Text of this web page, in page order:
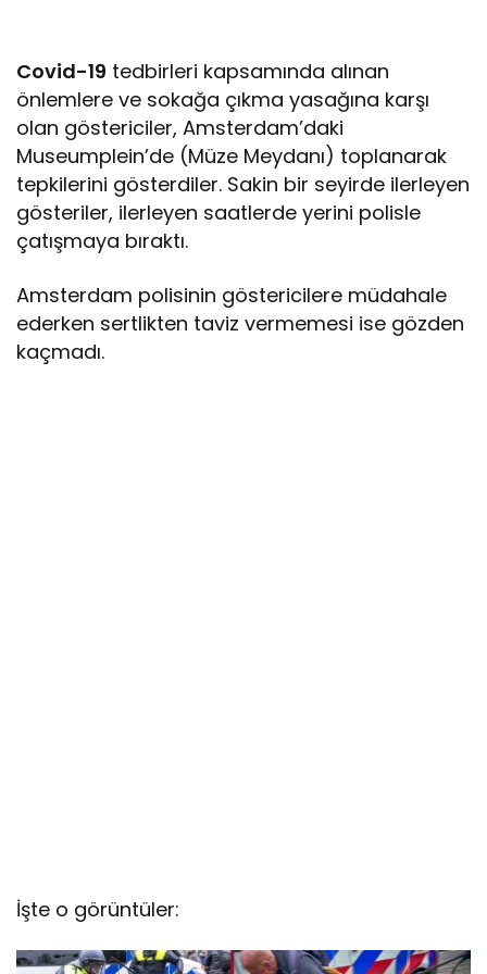
Covid-19 tedbirleri kapsamında alınan
önlemlere ve sokağa çıkma yasağına karşı
olan göstericiler, Amsterdam’daki
Museumplein’de (Müze Meydanı) toplanarak
tepkilerini gösterdiler. Sakin bir seyirde ilerleyen
gösteriler, ilerleyen saatlerde yerini polisle
çatışmaya bıraktı.
Amsterdam polisinin göstericilere müdahale
ederken sertlikten taviz vermemesi ise gözden
kaçmadı.
İşte o görüntüler: